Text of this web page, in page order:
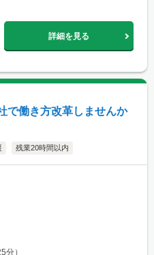
詳細を見る
で働き方改革しませんか
残業20時間以内
分）